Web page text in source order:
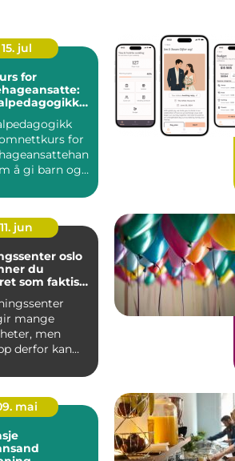
15. jul
for
for
å gi barn og
11. jun
oslo
du
som faktisk
mange
men
derfor kan
å vite h...
mai